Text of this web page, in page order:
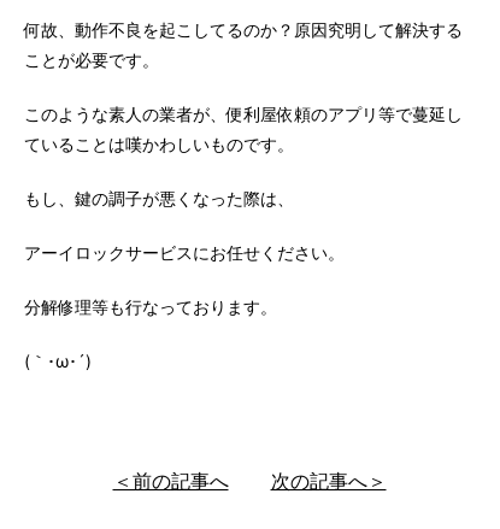
何故、動作不良を起こしてるのか？原因究明して解決する
ことが必要です。
このような素人の業者が、便利屋依頼のアプリ等で蔓延し
ていることは嘆かわしいものです。
もし、鍵の調子が悪くなった際は、
アーイロックサービスにお任せください。
分解修理等も行なっております。
(｀･ω･´)ゞ
＜前の記事へ 次の記事へ＞